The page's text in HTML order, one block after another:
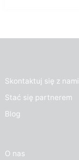
Skontaktuj się z nami
Stać się partnerem
Blog
O nas